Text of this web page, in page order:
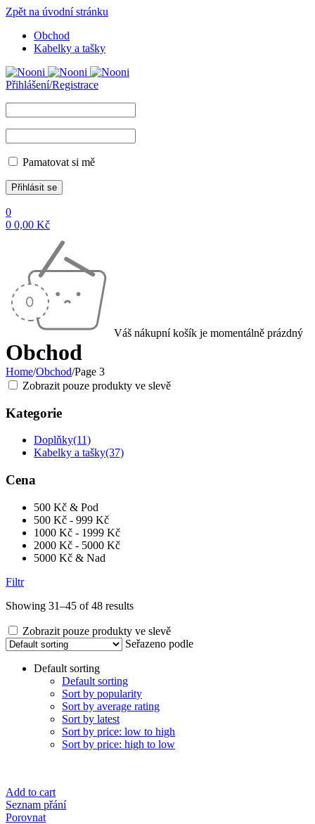
Zpět na úvodní stránku
Obchod
Kabelky a tašky
Přihlášení/Registrace
Pamatovat si mě
0
0 0,00 Kč
Váš nákupní košík je momentálně prázdný
Obchod
Home/Obchod/Page 3
Zobrazit pouze produkty ve slevě
Kategorie
Doplňky(11)
Kabelky a tašky(37)
Cena
500 Kč & Pod
500 Kč - 999 Kč
1000 Kč - 1999 Kč
2000 Kč - 5000 Kč
5000 Kč & Nad
Filtr
Showing 31–45 of 48 results
Zobrazit pouze produkty ve slevě
Seřazeno podle
Default sorting
Default sorting
Sort by popularity
Sort by average rating
Sort by latest
Sort by price: low to high
Sort by price: high to low
Add to cart
Seznam přání
Porovnat